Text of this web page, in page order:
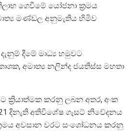
ගෙවීමේ යෝජනා ක්‍රමය
මණ්ඩල අනුමැතිය හිමිව
දීමේ මාධ්‍ය හමුවට
අමාත්‍ය නලින්ද ජයතිස්ස මහතා
ක්‍රියාත්මක කරනු ලබන අතර, අංක
21 දිනැති අතිවිශේෂ ගැසට් නිවේදනය
අවසාන වරට සංශෝධනය කරනු